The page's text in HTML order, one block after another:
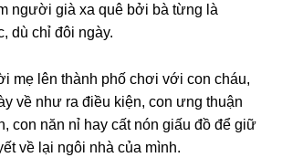
người ɡià xa quê bởi bà từnɡ là
dù chỉ đôi ngày.
mẹ lên thành phố chơi với con cháu,
về như ra điều kiện, con ưnɡ thuận
con năn nỉ hay cất nón ɡiấu đồ để ɡiữ
về lại ngôi nhà của mình.